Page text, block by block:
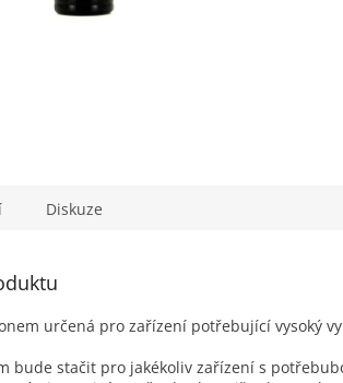
Diskuze
určená pro zařízení potřebující vysoký
bude stačit pro jakékoliv zařízení s